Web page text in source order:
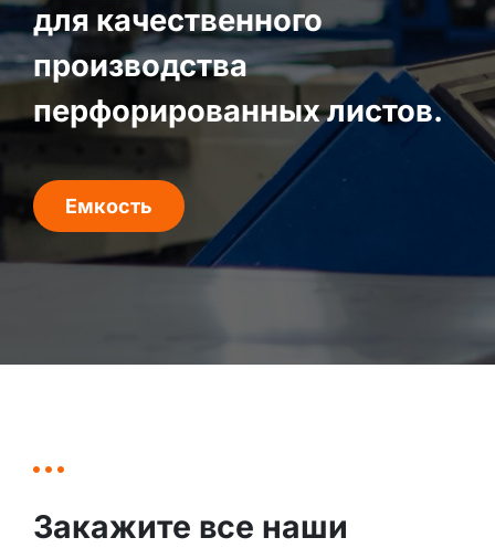
для качественного
производства
перфорированных листов.
Емкость
Закажите все наши